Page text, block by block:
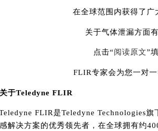
在全球范围内获得了广
关于气体泄漏方面有
点击“阅读原文”
FLIR专家会为您一对一
关于Teledyne FLIR
FLIR是Teledyne Technologies旗
解决方案的优秀领先者，在全球拥有约